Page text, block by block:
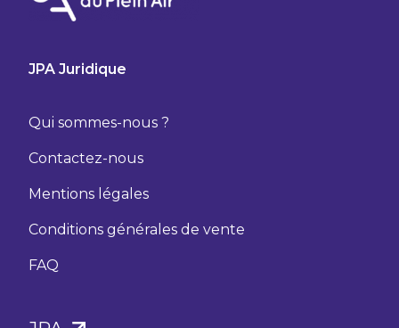
JPA Juridique
Qui sommes-nous ?
Contactez-nous
Mentions légales
Conditions générales de vente
FAQ